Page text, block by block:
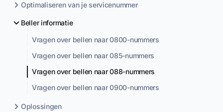
Optimaliseren van je servicenummer
Beller informatie
Vragen over bellen naar 0800-nummers
Vragen over bellen naar 085-nummers
Vragen over bellen naar 088-nummers
Vragen over bellen naar 0900-nummers
Oplossingen